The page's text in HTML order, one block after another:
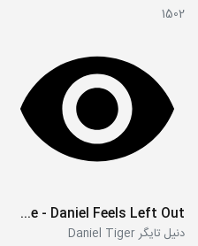
1502
S01E36 - Duckling Goes Home - Daniel Feels Left Out
دنیل تایگر Daniel Tiger